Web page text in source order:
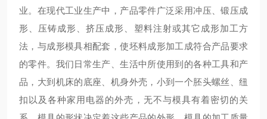
业。在现代工业生产中，产品零件广泛采用冲压、锻压成
形、压铸成形、挤压成形、塑料注射或其它成形加工方
法，与成形模具相配套，使坯料成形加工成符合产品要求
的零件。我们日常生产、生活中所使用到的各种工具和产
品，大到机床的底座、机身外壳，小到一个胚头螺丝、纽
扣以及各种家用电器的外壳，无不与模具有着密切的关